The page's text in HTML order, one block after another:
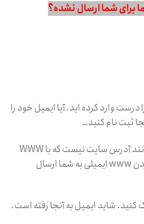
برای شما ارسال نشده؟
وارد کرده اید. آیا ایمیل خود را
ثبت نام کنید…
۲. دقت کنید که آدرس ایمیل مانند آدرس سایت نیست که با WWW
شروع شود. در صورت اضافه کردن www ایمیلی به شما ارسال